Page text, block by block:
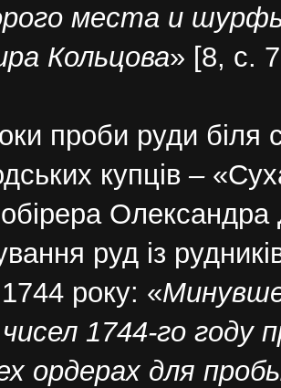
места и
Кольцова» [8, с.
проби руди
купців –
Олександра
руд із
року: «
1744-го году
ордерах для